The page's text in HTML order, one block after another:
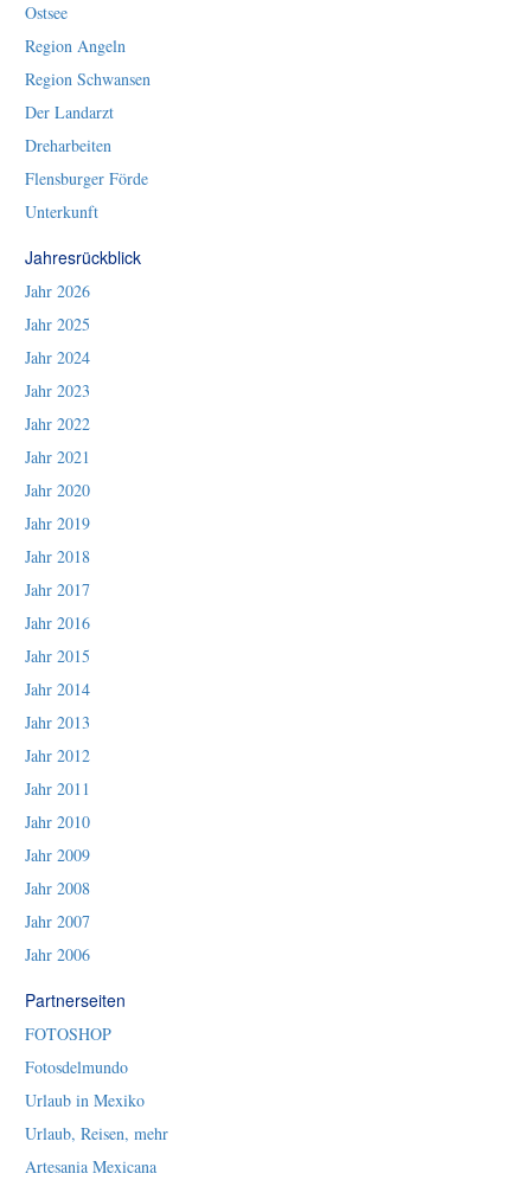
Ostsee
Region Angeln
Region Schwansen
Der Landarzt
Dreharbeiten
Flensburger Förde
Unterkunft
Jahresrückblick
Jahr 2026
Jahr 2025
Jahr 2024
Jahr 2023
Jahr 2022
Jahr 2021
Jahr 2020
Jahr 2019
Jahr 2018
Jahr 2017
Jahr 2016
Jahr 2015
Jahr 2014
Jahr 2013
Jahr 2012
Jahr 2011
Jahr 2010
Jahr 2009
Jahr 2008
Jahr 2007
Jahr 2006
Partnerseiten
FOTOSHOP
Fotosdelmundo
Urlaub in Mexiko
Urlaub, Reisen, mehr
Artesania Mexicana